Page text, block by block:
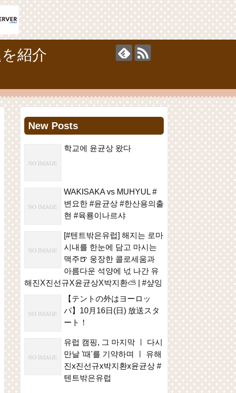
紹介
New Posts
학교에 윤균상 왔다
WAKISAKA vs MUHYUL #
변요한 #윤균상 #한산용의출
현 #육룡이나르샤
[#텐트밖은유럽] 해지는 로마
시내를 한눈에 담고 마시는
맥주🍺 웅장한 콜로세움과
아름다운 석양에 넋 나간 유
해진X진선규X윤균상X박지환⛅ | #샾잉
【テントの外はヨーロッ
パ】10月16日(日) 放送スタ
ート！
유럽 캠핑, 그 마지막 ㅣ 다시
만날 '때'를 기약하며 ㅣ 유해
진x진선규x박지환x윤균상 #
텐트밖은유럽